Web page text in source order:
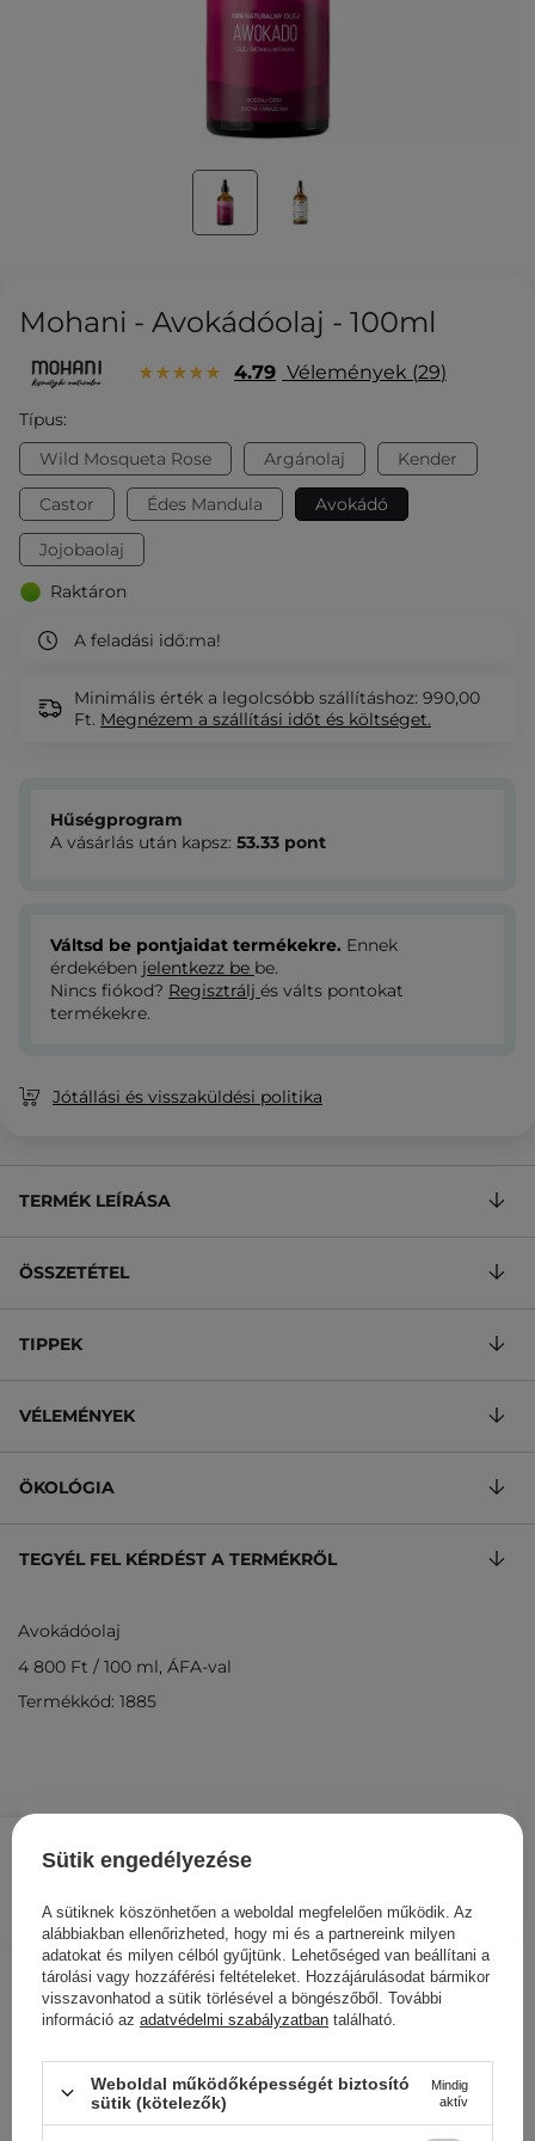
Mohani - Avokádóolaj - 100ml
4.79 Vélemények 29
Típus:
Wild Mosqueta Rose
Argánolaj Kender
Castor Édes Mandula Avokádó
Jojobaolaj
Raktáron
A feladási idő:ma!
Minimális érték a legolcsóbb szállításhoz: 990,00
Ft. Megnézem a szállítási időt és költséget.
Hűségprogram
A vásárlás után kapsz: 53.33 pont
Váltsd be pontjaidat termékekre. Ennek
érdekében jelentkezz be be.
Nincs fiókod? Regisztrálj és válts pontokat
termékekre.
Jótállási és visszaküldési politika
TERMÉK LEÍRÁSA
ÖSSZETÉTEL
TIPPEK
VÉLEMÉNYEK
ÖKOLÓGIA
TEGYÉL FEL KÉRDÉST A TERMÉKRŐL
Avokádóolaj
4 800 Ft / 100 ml, ÁFA-val
Termékkód: 1885
Más ügyfeleink ezeket is
nézegették
Sütik engedélyezése
A sütiknek köszönhetően a weboldal megfelelően működik. Az
alábbiakban ellenőrizheted, hogy mi és a partnereink milyen
adatokat és milyen célból gyűjtünk. Lehetőséged van beállítani a
tárolási vagy hozzáférési feltételeket. Hozzájárulásodat bármikor
visszavonhatod a sütik törlésével a böngészőből. További
információ az adatvédelmi szabályzatban található.
Weboldal működőképességét biztosító
sütik (kötelezők)
Mindig
aktív